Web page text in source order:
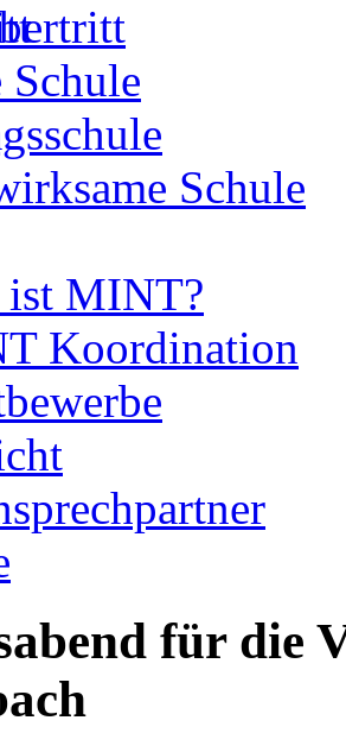
Schule
Schule
ist MINT?
Koordination
für die